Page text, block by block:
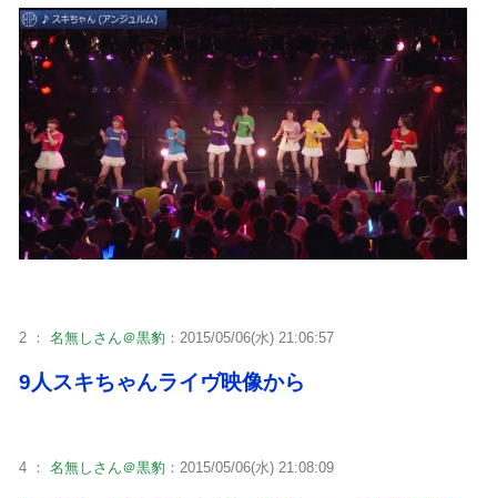
2 ： 名無しさん＠黒豹 ：2015/05/06(水) 21:06:57
9人スキちゃんライヴ映像から
4 ： 名無しさん＠黒豹 ：2015/05/06(水) 21:08:09